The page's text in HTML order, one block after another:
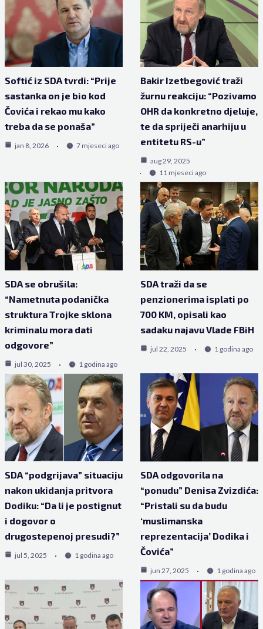
Softić iz SDA tvrdi: “Prije
sastanka on je bio kod
Čovića i rekao mu kako
treba da se ponaša”
jan 8, 2026 7 mjeseci ago
Bakir Izetbegović traži
žurnu reakciju: “Pozivamo
OHR da konkretno djeluje,
te da spriječi anarhiju u
entitetu RS-u”
aug 29, 2025
11 mjeseci ago
SDA se obrušila:
“Nametnuta podanička
struktura Trojke sklona
kriminalu mora dati
odgovore”
jul 30, 2025 1 godina ago
SDA traži da se
penzionerima isplati po
700 KM, opisali kao
sadaku najavu Vlade FBiH
jul 22, 2025 1 godina ago
SDA “podgrijava” situaciju
nakon ukidanja pritvora
Dodiku: “Da li je postignut
i dogovor o
drugostepenoj presudi?”
jul 5, 2025 1 godina ago
SDA odgovorila na
“ponudu” Denisa Zvizdića:
“Pristali su da budu
‘muslimanska
reprezentacija’ Dodika i
Čovića”
jun 27, 2025 1 godina ago